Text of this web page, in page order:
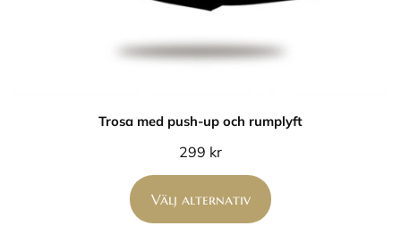
Trosa med push-up och rumplyft
299 kr
Välj alternativ